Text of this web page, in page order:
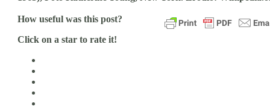
How useful was this post?
Click on a star to rate it!